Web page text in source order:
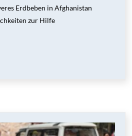
Erdbeben in Afghanistan
zur Hilfe